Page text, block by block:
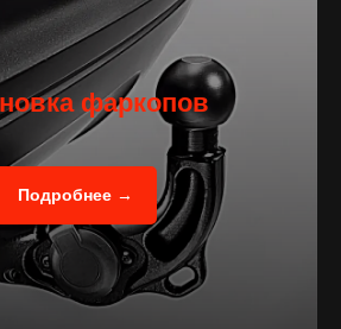
фаркопов
Подробнее →